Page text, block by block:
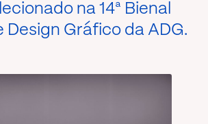
na 14ª Bienal
Design Gráfico da ADG.